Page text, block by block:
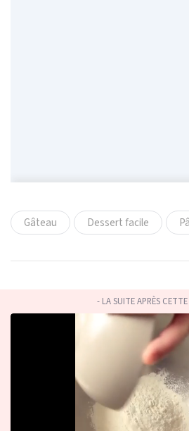
Gâteau Dessert facile
- LA SUITE APRÈS